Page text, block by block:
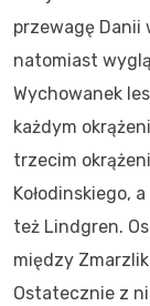
przewagę Danii
natomiast
Wychowanek
każdym
trzecim
Kołodinskiego,
też Lindgren.
między
Ostatecznie z